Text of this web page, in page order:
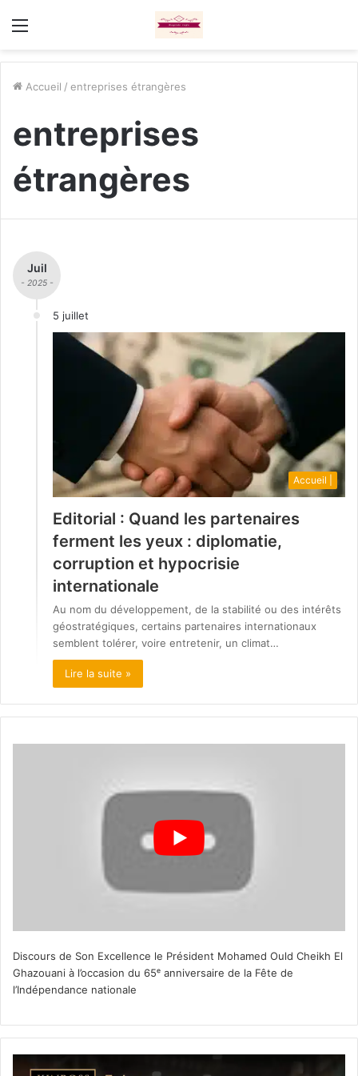
Menu
Accueil / entreprises étrangères
entreprises
étrangères
Juil
- 2025 -
5 juillet
Accueil |
Editorial : Quand les partenaires
ferment les yeux : diplomatie,
corruption et hypocrisie
internationale
Au nom du développement, de la stabilité ou des intérêts
géostratégiques, certains partenaires internationaux
semblent tolérer, voire entretenir, un climat…
Lire la suite »
Discours de Son Excellence le Président Mohamed Ould Cheikh El
Ghazouani à l’occasion du 65ᵉ anniversaire de la Fête de
l’Indépendance nationale